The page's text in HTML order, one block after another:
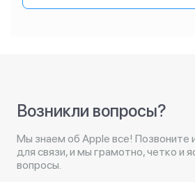
Возникли вопросы?
Мы знаем об Apple все! Позвоните
для связи, и мы грамотно, четко и
вопросы.